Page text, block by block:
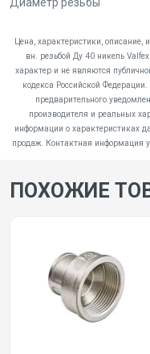
Цена, характеристики,
вн. резьбой Ду 40 никель
характер и не являются
кодекса Российской
предварительного
производителя и реальных
информации о характеристиках
продаж. Контактная информация
ПОХОЖИЕ